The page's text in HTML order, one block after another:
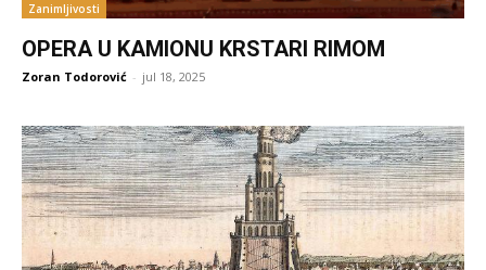
Zanimljivosti
OPERA U KAMIONU KRSTARI RIMOM
Zoran Todorović - jul 18, 2025